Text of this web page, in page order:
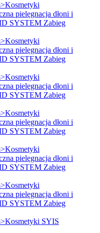
pielęgnacja dłoni i
SYSTEM Zabieg
pielęgnacja dłoni i
SYSTEM Zabieg
pielęgnacja dłoni i
SYSTEM Zabieg
pielęgnacja dłoni i
SYSTEM Zabieg
pielęgnacja dłoni i
SYSTEM Zabieg
pielęgnacja dłoni i
SYSTEM Zabieg
SYIS